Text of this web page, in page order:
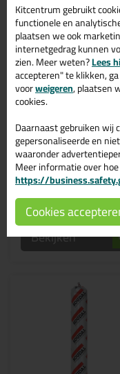
Bostik EPDM Dak
290ml
Zeer geschikt voor EPDM
9,99
Bekijken
Kitcentrum gebruikt
functionele en
plaatsen we ook
internetgedrag kunnen
zien. Meer weten?Lees
accepteren" te klikken,
voorweigeren, plaatsen
cookies.
Daarnaast gebruiken wij
gepersonaliseerde en
waaronder
Meer informatie over
https://
Cookies